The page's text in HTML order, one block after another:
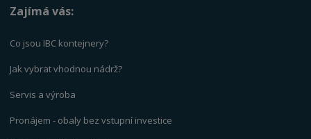
Zajímá vás:
Co jsou IBC kontejnery?
Jak vybrat vhodnou nádrž?
Servis a výroba
Pronájem - obaly bez vstupní investice